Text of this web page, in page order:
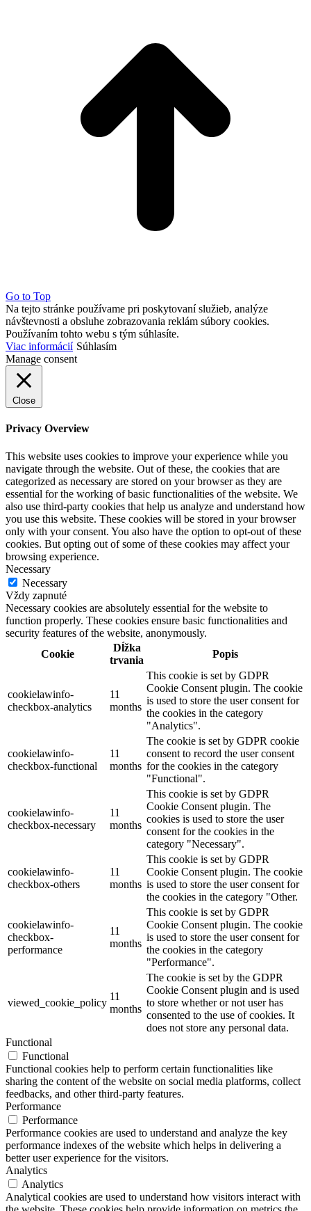
Go to Top
Na tejto stránke používame pri poskytovaní služieb, analýze
návštevnosti a obsluhe zobrazovania reklám súbory cookies.
Používaním tohto webu s tým súhlasíte.
Viac informácií Súhlasím
Manage consent
Close
Privacy Overview
This website uses cookies to improve your experience while you
navigate through the website. Out of these, the cookies that are
categorized as necessary are stored on your browser as they are
essential for the working of basic functionalities of the website. We
also use third-party cookies that help us analyze and understand how
you use this website. These cookies will be stored in your browser
only with your consent. You also have the option to opt-out of these
cookies. But opting out of some of these cookies may affect your
browsing experience.
Necessary
Necessary
Vždy zapnuté
Necessary cookies are absolutely essential for the website to
function properly. These cookies ensure basic functionalities and
security features of the website, anonymously.
Cookie
Dĺžka
trvania
Popis
cookielawinfo-
checkbox-analytics
11
months
This cookie is set by GDPR
Cookie Consent plugin. The cookie
is used to store the user consent for
the cookies in the category
"Analytics".
cookielawinfo-
checkbox-functional
11
months
The cookie is set by GDPR cookie
consent to record the user consent
for the cookies in the category
"Functional".
cookielawinfo-
checkbox-necessary
11
months
This cookie is set by GDPR
Cookie Consent plugin. The
cookies is used to store the user
consent for the cookies in the
category "Necessary".
cookielawinfo-
checkbox-others
11
months
This cookie is set by GDPR
Cookie Consent plugin. The cookie
is used to store the user consent for
the cookies in the category "Other.
cookielawinfo-
checkbox-
performance
11
months
This cookie is set by GDPR
Cookie Consent plugin. The cookie
is used to store the user consent for
the cookies in the category
"Performance".
viewed_cookie_policy
11
months
The cookie is set by the GDPR
Cookie Consent plugin and is used
to store whether or not user has
consented to the use of cookies. It
does not store any personal data.
Functional
Functional
Functional cookies help to perform certain functionalities like
sharing the content of the website on social media platforms, collect
feedbacks, and other third-party features.
Performance
Performance
Performance cookies are used to understand and analyze the key
performance indexes of the website which helps in delivering a
better user experience for the visitors.
Analytics
Analytics
Analytical cookies are used to understand how visitors interact with